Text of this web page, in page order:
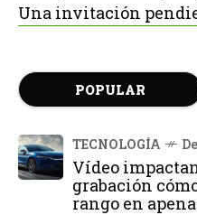
Una invitación
POPULAR
TECNOLOGÍA
Vídeo
grabación
rango en